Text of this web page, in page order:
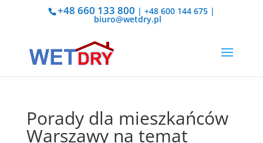
+48 660 133 800 | +48 600 144 675|
biuro@wetdry.pl
Porady dla mieszkańców
Warszawy na temat